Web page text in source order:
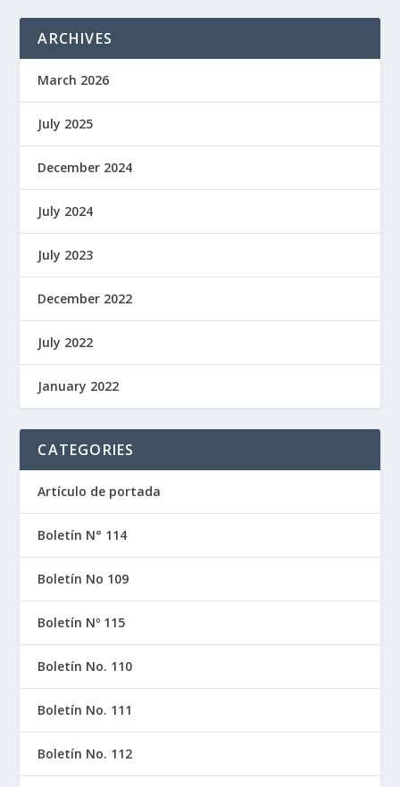
ARCHIVES
March 2026
July 2025
December 2024
July 2024
July 2023
December 2022
July 2022
January 2022
CATEGORIES
Artículo de portada
Boletín N° 114
Boletín No 109
Boletín Nº 115
Boletín No. 110
Boletín No. 111
Boletín No. 112